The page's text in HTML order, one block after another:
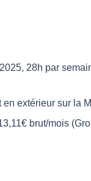
28h par
extérieur sur
brut/mois